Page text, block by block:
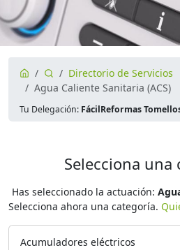
Directorio de Servicios
Agua Caliente Sanitaria (ACS)
Tu Delegación: FácilReformas
Selecciona una
Has seleccionado la actuación:
Selecciona ahora una categoría.
Acumuladores eléctricos